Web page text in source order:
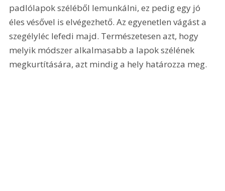
padlólapok széléből lemunkálni, ez pedig egy jó
éles vésővel is elvégezhető. Az egyenetlen vágást a
szegélyléc lefedi majd. Természetesen azt, hogy
melyik módszer alkalmasabb a lapok szélének
megkurtítására, azt mindig a hely határozza meg.